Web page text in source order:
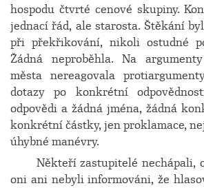
hospodu čtvrté cenové skupiny.
jednací řád, ale starosta. Štěkání
při překřikování, nikoli ostudné
Žádná neproběhla. Na
města nereagovala
dotazy po konkrétní
odpovědi a žádná jména, žádná
konkrétní částky, jen proklamace,
úhybné manévry.
Někteří zastupitelé nechápali,
oni ani nebyli informováni, že